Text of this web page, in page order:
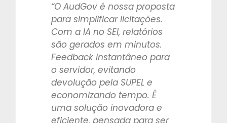
“O AudGov é nossa proposta
para simplificar licitações.
Com a IA no SEI, relatórios
são gerados em minutos.
Feedback instantâneo para
o servidor, evitando
devolução pela SUPEL e
economizando tempo. É
uma solução inovadora e
eficiente, pensada para ser